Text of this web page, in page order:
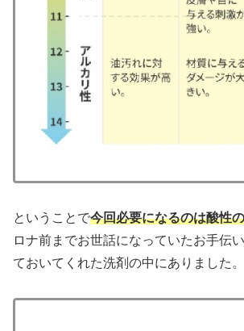
ということで今回必要になるのは酸性
ロナ前までお世話になっていたお手伝
ておいてくれた洗剤の中にありました。